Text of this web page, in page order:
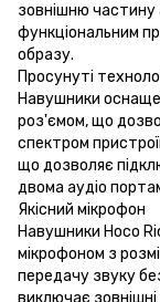
зовнішню частину
функціональним
образу.
Просунуті
Навушники
роз'ємом, що
спектром
що дозволяє
двома аудіо
Якісний мікрофон
Навушники Hoco
мікрофоном з
передачу звуку
виключає